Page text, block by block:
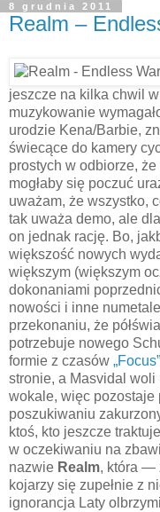
8 grudnia 2011
Realm –
jeszcze na kilka chwil
muzykowanie
urodzie Kena/Barbie,
świecące do kamery
prostych w odbiorze,
mogłaby się poczuć
uważam, że wszystko,
tak uważa demo, ale
on jednak rację. Bo,
większość nowych
większym (większym
dokonaniami
nowości i inne
przekonaniu, że
potrzebuje nowego
formie z czasów „Focus”
stronie, a Masvidal
wokale, więc
poszukiwaniu
ktoś, kto jeszcze
w oczekiwaniu na
nazwie Realm, która —
kojarzy się zupełnie z
ignorancja Laty